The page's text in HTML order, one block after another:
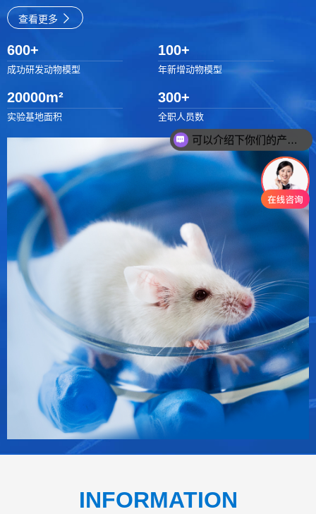
查看更多
600+
成功研发动物模型
100+
年新增动物模型
20000m²
实验基地面积
300+
全职人员数
INFORMATION